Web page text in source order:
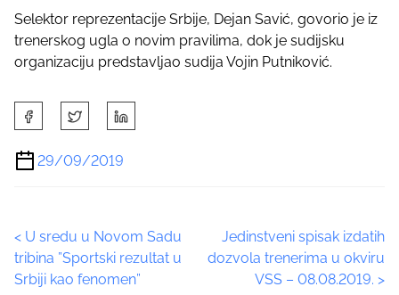
p
o
Selektor reprezentacije Srbije, Dejan Savić, govorio je iz
trenerskog ugla o novim pravilima, dok je sudijsku
organizaciju predstavljao sudija Vojin Putniković.
h
a
r
h
i
s
29/09/2019
P
o
< U sredu u Novom Sadu
tribina ”Sportski rezultat u
Srbiji kao fenomen”
Jedinstveni spisak izdatih
dozvola trenerima u okviru
VSS – 08.08.2019. >